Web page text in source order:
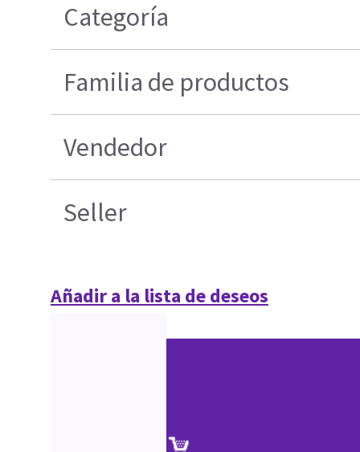
Categoría
Familia de productos
Vendedor
Seller
Añadir a la lista de deseos